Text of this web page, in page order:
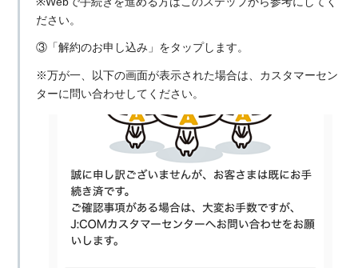
ださい。
③「解約のお申し込み」をタップします。
※万が一、以下の画面が表示された場合は、カスタマーセン
ターに問い合わせしてください。